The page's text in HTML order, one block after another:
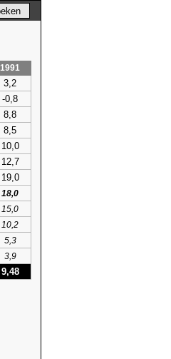
1991
3,2
-0,8
8,8
8,5
10,0
12,7
19,0
18,0
15,0
10,2
5,3
3,9
9,48